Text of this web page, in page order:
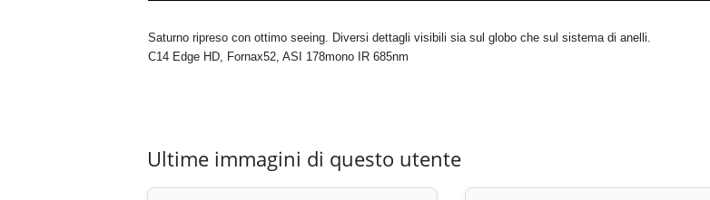
Saturno ripreso con ottimo seeing. Diversi dettagli visibili sia sul globo che sul sistema di anelli.
C14 Edge HD, Fornax52, ASI 178mono IR 685nm
Ultime immagini di questo utente